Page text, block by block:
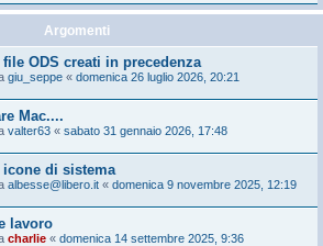
Argomenti
ODS creati in precedenza
giu_seppe « domenica 26 luglio 2026, 20:21
Mac....
valter63 « sabato 31 gennaio 2026, 17:48
di sistema
albesse@libero.it « domenica 9 novembre 2025, 12:19
lavoro
charlie « domenica 14 settembre 2025, 9:36